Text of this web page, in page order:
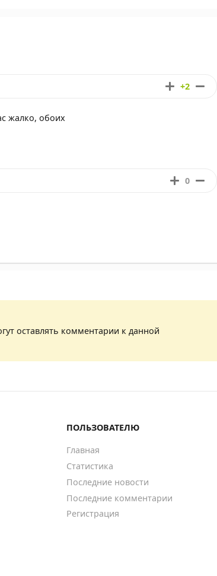
+2
жалко, обоих
0
оставлять комментарии к данной
ПОЛЬЗОВАТЕЛЮ
Главная
Статистика
Последние новости
Последние комментарии
Регистрация